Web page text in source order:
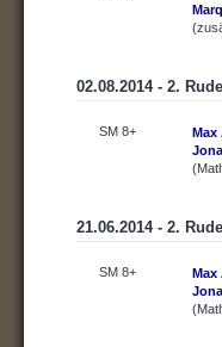
02.08.2014 - 2.
SM 8+ Max
21.06.2014 - 2.
SM 8+ Max